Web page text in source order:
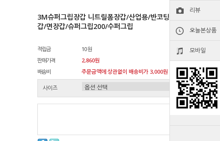
리뷰
오늘본상품
모바일
3M슈퍼그립장갑 니트릴폼장갑/산업용/반코팅장갑/작업장
갑/면장갑/슈퍼그립200/수퍼그립
적립금
10원
판매가격
2,860원
배송비
주문금액에 상관없이 배송비가 3,000원 청구됩니다.원
사이즈